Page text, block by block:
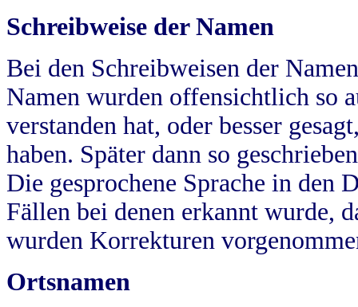
Schreibweise der Namen
Bei den Schreibweisen der
Namen wurden offensichtlich so
verstanden hat, oder besser
haben. Später dann so
Die gesprochene Sprache in
Fällen bei denen erkannt wurde,
wurden Korrekturen
Ortsnamen